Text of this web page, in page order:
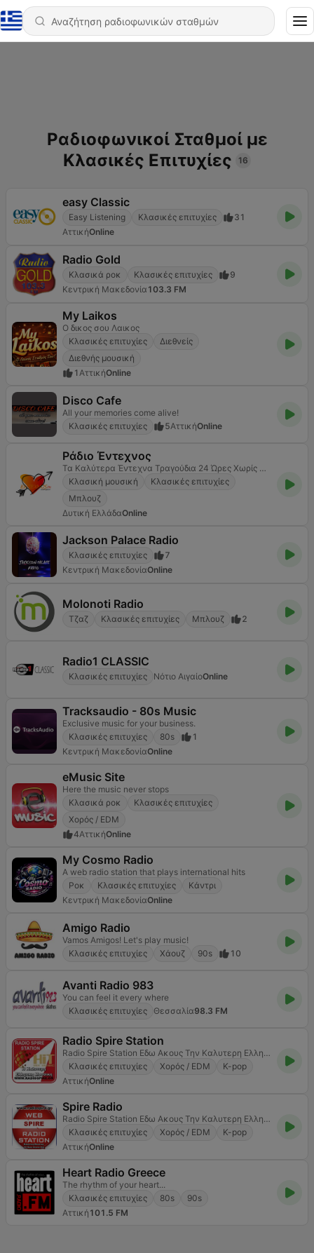
Ραδιοφωνικοί Σταθμοί με
Κλασικές Επιτυχίες
16
easy Classic
Easy Listening Κλασικές επιτυχίες
31
ΑττικήOnline
Radio Gold
Κλασικά ροκ Κλασικές επιτυχίες
9
Κεντρική Μακεδονία 103.3 FM
My Laikos
Ο δικος σου Λαικος
Κλασικές επιτυχίες
Διεθνείς
Διεθνής μουσική
1 ΑττικήOnline
Disco Cafe
All your memories come alive!
Κλασικές επιτυχίες
5ΑττικήOnline
Ράδιο Έντεχνος
Τα Καλύτερα Έντεχνα Τραγούδια 24 Ώρες Χωρίς Διακοπές
Κλασική μουσική
Κλασικές επιτυχίες
Μπλουζ
Δυτική ΕλλάδαOnline
Jackson Palace Radio
Κλασικές επιτυχίες
7
Κεντρική ΜακεδονίαOnline
Molonoti Radio
Τζαζ Κλασικές επιτυχίες Μπλουζ 2
Radio1 CLASSIC
Κλασικές επιτυχίες Νότιο ΑιγαίοOnline
Tracksaudio - 80s Music
Exclusive music for your business.
Κλασικές επιτυχίες
80s
1
Κεντρική ΜακεδονίαOnline
eMusic Site
Here the music never stops
Κλασικά ροκ
Κλασικές επιτυχίες
Χορός / EDM
4ΑττικήOnline
My Cosmo Radio
A web radio station that plays international hits
Ροκ
Κλασικές επιτυχίες
Κάντρι
Κεντρική ΜακεδονίαOnline
Amigo Radio
Vamos Amigos! Let's play music!
Κλασικές επιτυχίες
Χάουζ 90s 10
Avanti Radio 983
You can feel it every where
Κλασικές επιτυχίες
Θεσσαλία98.3 FM
Radio Spire Station
Radio Spire Station Εδω Ακους Την Καλυτερη Ελληνικη Μουσικη
Κλασικές επιτυχίες
Χορός / EDM
K-pop
ΑττικήOnline
Spire Radio
Radio Spire Station Εδω Ακους Την Καλυτερη Ελληνικη Μουσικη 24 Ωρες Κοντα Σας
Κλασικές επιτυχίες
Χορός / EDM
K-pop
ΑττικήOnline
Heart Radio Greece
The rhythm of your heart...
Κλασικές επιτυχίες
80s
90s
Αττική 101.5 FM